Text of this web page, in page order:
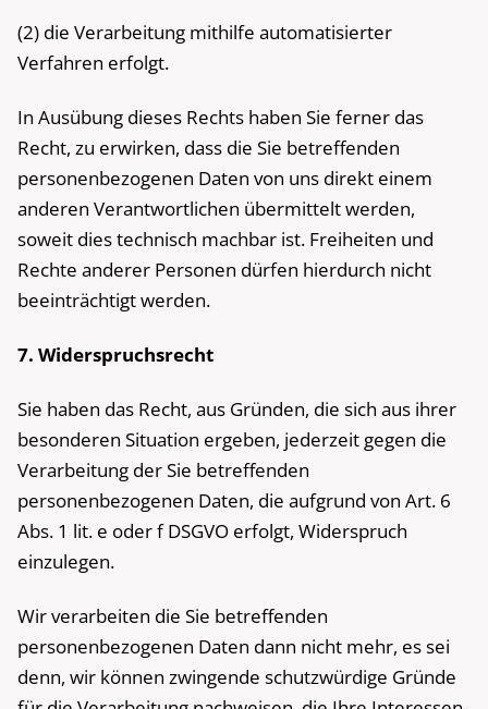
(2) die Verarbeitung mithilfe automatisierter
Verfahren erfolgt.
In Ausübung dieses Rechts haben Sie ferner das
Recht, zu erwirken, dass die Sie betreffenden
personenbezogenen Daten von uns direkt einem
anderen Verantwortlichen übermittelt werden,
soweit dies technisch machbar ist. Freiheiten und
Rechte anderer Personen dürfen hierdurch nicht
beeinträchtigt werden.
7. Widerspruchsrecht
Sie haben das Recht, aus Gründen, die sich aus ihrer
besonderen Situation ergeben, jederzeit gegen die
Verarbeitung der Sie betreffenden
personenbezogenen Daten, die aufgrund von Art. 6
Abs. 1 lit. e oder f DSGVO erfolgt, Widerspruch
einzulegen.
Wir verarbeiten die Sie betreffenden
personenbezogenen Daten dann nicht mehr, es sei
denn, wir können zwingende schutzwürdige Gründe